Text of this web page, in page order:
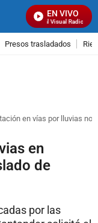
EN VIVO
Señal Visual Radio
Presos trasladados
en vías por lluvias no
en
de
por las